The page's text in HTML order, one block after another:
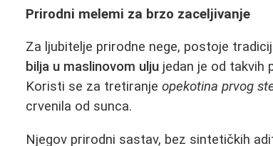
Prirodni melemi za brzo zaceljivanje
Za ljubitelje prirodne nege, postoje
bilja u maslinovom ulju jedan je od takvih
Koristi se za tretiranjeopekotina prvog
crvenila od sunca.
Njegov prirodni sastav, bez sintetičkih